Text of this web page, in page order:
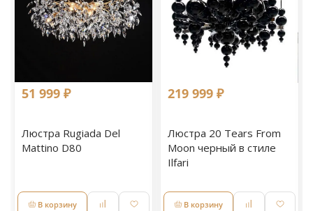
51 999 ₽
Люстра Rugiada Del
Mattino D80
В корзину
219 999 ₽
Люстра 20 Tears From
Moon черный в стиле
Ilfari
В корзину